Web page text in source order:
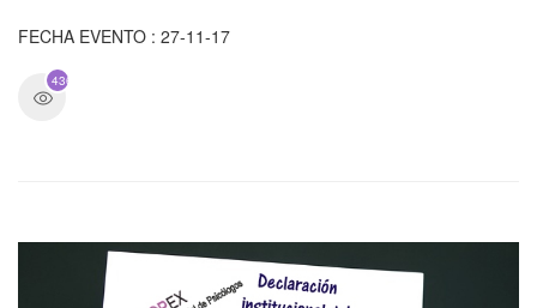
FECHA EVENTO : 27-11-17
4361